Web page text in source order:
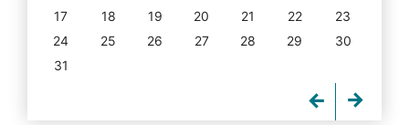
17
18 19 20 21 22
23
24
25 26 27 28 29
30
31